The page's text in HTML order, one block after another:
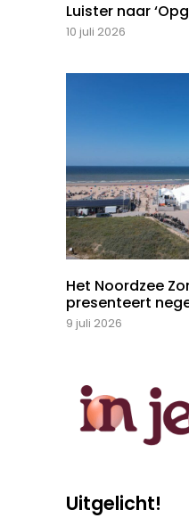
Luister naar
10 juli 2026
Het Noordzee
presenteert
9 juli 2026
Uitgelicht!